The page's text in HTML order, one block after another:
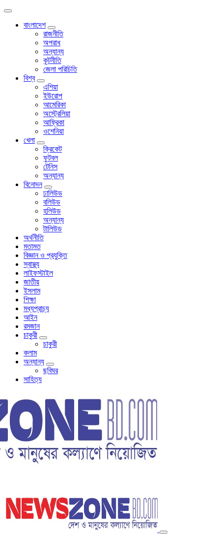
বাংলাদেশ
রাজনীতি
অপরাধ
অন্যান্য
কূটনীতি
জেলা পরিচিতি
বিশ্ব
এশিয়া
ইউরোপ
আমেরিকা
অস্ট্রেলিয়া
আফ্রিকা
ওশেনিয়া
খেলা
ক্রিকেট
ফুটবল
টেনিস
অন্যান্য
বিনোদন
ঢালিউড
বলিউড
হলিউড
অন্যান্য
টালিউড
অর্থনীতি
মতামত
বিজ্ঞান ও প্রযুক্তি
স্বাস্থ্য
লাইফস্টাইল
জাতীয়
ইসলাম
শিক্ষা
মধ্যপ্রাচ্য
আইন
রমজান
চাকুরী
চাকুরী
কলাম
অন্যান্য
ছবিঘর
সাহিত্য